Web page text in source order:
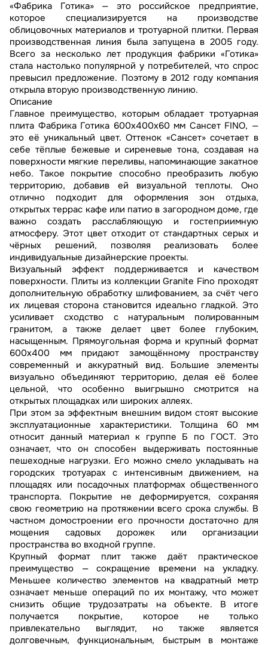
«Фабрика Готика» — это российское предприятие,
которое специализируется на производстве
облицовочных материалов и тротуарной плитки. Первая
производственная линия была запущена в 2005 году.
Всего за несколько лет продукция фабрики «Готика»
стала настолько популярной у потребителей, что спрос
превысил предложение. Поэтому в 2012 году компания
открыла вторую производственную линию.
Описание
Главное преимущество, которым обладает тротуарная
плита Фабрика Готика 600х400х60 мм Сансет FINO, —
это её уникальный цвет. Оттенок «Сансет» сочетает в
себе тёплые бежевые и сиреневые тона, создавая на
поверхности мягкие переливы, напоминающие закатное
небо. Такое покрытие способно преобразить любую
территорию, добавив ей визуальной теплоты. Оно
отлично подходит для оформления зон отдыха,
открытых террас кафе или патио в загородном доме, где
важно создать расслабляющую и гостеприимную
атмосферу. Этот цвет отходит от стандартных серых и
чёрных решений, позволяя реализовать более
индивидуальные дизайнерские проекты.
Визуальный эффект поддерживается и качеством
поверхности. Плиты из коллекции Granite Fino проходят
дополнительную обработку шлифованием, за счёт чего
их лицевая сторона становится идеально гладкой. Это
усиливает сходство с натуральным полированным
гранитом, а также делает цвет более глубоким,
насыщенным. Прямоугольная форма и крупный формат
600х400 мм придают замощённому пространству
современный и аккуратный вид. Большие элементы
визуально объединяют территорию, делая её более
цельной, что особенно выигрышно смотрится на
открытых площадках или широких аллеях.
При этом за эффектным внешним видом стоят высокие
эксплуатационные характеристики. Толщина 60 мм
относит данный материал к группе Б по ГОСТ. Это
означает, что он способен выдерживать постоянные
пешеходные нагрузки. Его можно смело укладывать на
городских тротуарах с интенсивным движением, на
площадях или посадочных платформах общественного
транспорта. Покрытие не деформируется, сохраняя
свою геометрию на протяжении всего срока службы. В
частном домостроении его прочности достаточно для
мощения садовых дорожек или организации
пространства во входной группе.
Крупный формат плит также даёт практическое
преимущество — сокращение времени на укладку.
Меньшее количество элементов на квадратный метр
означает меньше операций по их монтажу, что может
снизить общие трудозатраты на объекте. В итоге
получается покрытие, которое не только
привлекательно выглядит, но также является
долговечным, функциональным, быстрым в монтаже